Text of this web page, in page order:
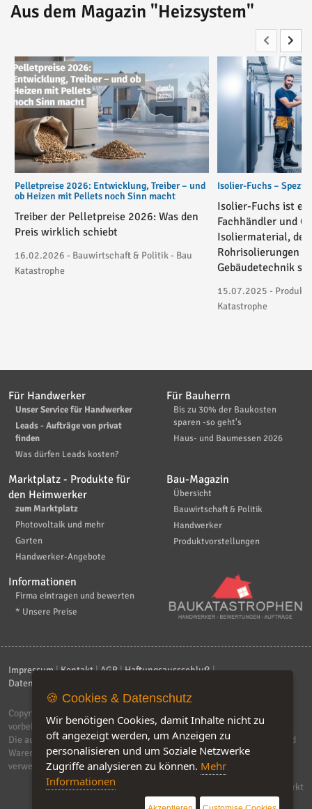
Aus dem Magazin "Heizsystem"
Pelletpreise 2026: Entwicklung, Treiber – und
ob Heizen mit Pellets noch Sinn macht
Treiber der Pelletpreise 2026: Was den
Preis wirklich schiebt
16.02.2026 - Bauwirtschaft & Politik - Bau
Katastrophe
Isolier-Fuchs –
Isolier-Fuchs ist
Fachhändler und
Isoliermaterial, der
Rohrisolierungen
Gebäudetechnik
15.07.2025 -
Katastrophe
Für Handwerker
Unser Service für Handwerker
Leads - Aufträge von privat
finden
Was dürfen Leads kosten?
Für Bauherrn
Bis zu 30% der Baukosten
sparen -so geht's
Haus- und Baumessen 2026
Marktplatz - Produkte für
den Heimwerker
zum Marktplatz
Photovoltaik und mehr
Garten
Handwerker-Angebote
Bau-Magazin
Übersicht
Bauwirtschaft & Politik
Handwerker
Produktvorstellungen
Informationen
Firma eintragen und bewerten
* Unsere Preise
Impressum|Kontakt|AGB|Haftungsaussschluß|
Datenschutzerklärung
Copyright © 2026
vorbehalten.
Die auf dieser Seite verwendeten Produktbezeichnungen, Namen und
Warenzeichen sind Eigentum der jeweiligen Firmen. Unser Portal
verwendet Affiliat-Links, für dir wir Geld erhalten.
Software by IQ-Markt
🍪 Cookies & Datenschutz
Wir benötigen Cookies, damit Inhalte nicht zu
oft angezeigt werden, um Anzeigen zu
personalisieren und um Soziale Netzwerke
Zugriffe analysieren zu können. Mehr
Informationen